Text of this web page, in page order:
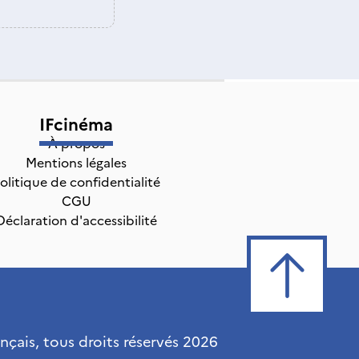
IFcinéma
À propos
Mentions légales
de confidentialité
CGU
d'accessibilité
tous droits réservés 2026